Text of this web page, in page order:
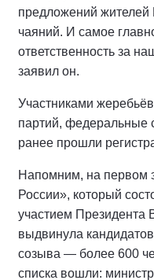
предложений жителей
чаяний. И самое
ответственность за
заявил он.
Участниками
партий, федеральные
ранее прошли
Напомним, на первом
России», который
участием Президента
выдвинула
созыва — более 600
списка вошли: